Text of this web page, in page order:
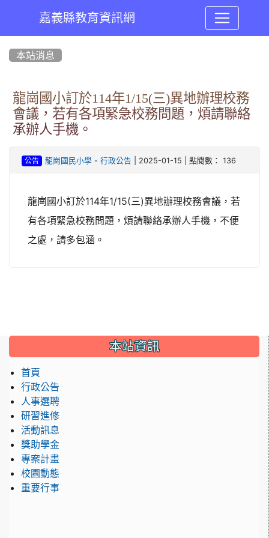
嘉義縣教育資訊網
本站消息
龍崗國小訂於114年1/15(三)異地辦理校務
會議，若有各項緊急校務問題，煩請聯絡
承辦人手機。
公告 龍崗國民小學- 行政公告 | 2025-01-15 | 點閱數： 136
龍崗國小訂於114年1/15(三)異地辦理校務會議，若
有各項緊急校務問題，煩請聯絡承辦人手機，不便
之處，請多包涵。
::: 本站資訊
首頁
行政公告
人事選聘
研習進修
活動訊息
獎助學金
專案計畫
校園動態
重要行事